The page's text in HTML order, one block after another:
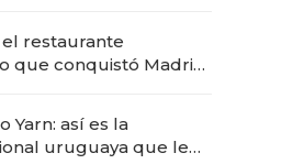
restaurante
que conquistó Madrid:
y prepara apertura
Yarn: así es la
uruguaya que le